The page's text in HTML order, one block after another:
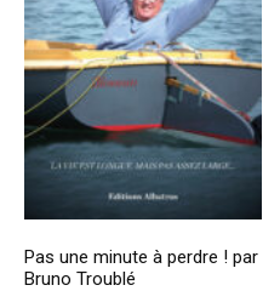
Pas une minute à perdre ! par
Bruno Troublé